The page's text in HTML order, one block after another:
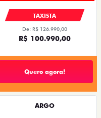
TAXISTA
De: R$ 126.990,00
R$ 100.990,00
Quero agora!
ARGO